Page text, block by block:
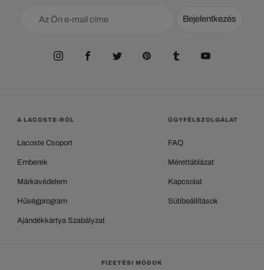
Bejelentkezés
A LACOSTE-RÓL
Lacoste Csoport
Emberek
Márkavédelem
Hűségprogram
Ajándékkártya Szabályzat
ÜGYFÉLSZOLGÁLAT
FAQ
Mérettáblázat
Kapcsolat
Sütibeállítások
FIZETÉSI MÓDOK